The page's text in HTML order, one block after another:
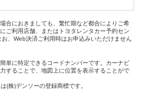
合におきましても、繁忙期など都合によりご希
ご利用店舗、またはトヨタレンタカー予約セン
、Web決済ご利用時はお申込みいただけません
単に特定できるコードナンバーです。カーナビ
することで、地図上に位置を表示することがで
(株)デンソーの登録商標です。